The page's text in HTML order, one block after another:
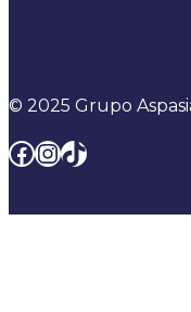
© 2025 Grupo
Facebook
Instagram
TikTok